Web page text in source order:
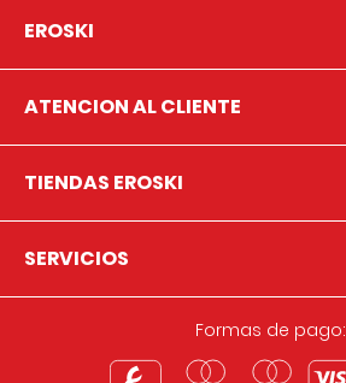
EROSKI
ATENCION AL CLIENTE
TIENDAS EROSKI
SERVICIOS
Formas de pago: